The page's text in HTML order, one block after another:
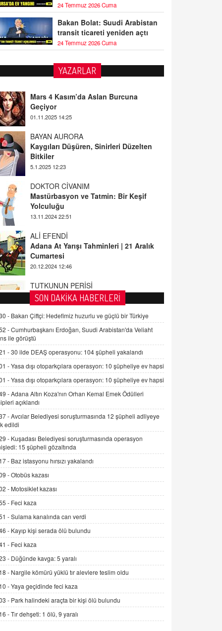
24 Temmuz 2026 Cuma
Bakan Bolat: Suudi Arabistan
transit ticareti yeniden açtı
24 Temmuz 2026 Cuma
YAZARLAR
BAYAN AURORA
Kaygıları Düşüren, Sinirleri Düzelten
Bitkiler
DOKTOR CİVANIM
Mastürbasyon ve Tatmin: Bir Keşif
Yolculuğu
ALİ EFENDİ
Adana At Yarışı Tahminleri | 21 Aralık
Cumartesi
TUTKUNUN PERİSİ
Sağlıklı Bir Cinsel Yaşam ile İlgili
Bilinmesi Gerekenler
FARUK ÖNALAN
Tezkere Onaylanmasaydı…
2 Kasım 2021 Salı 00:11
AV. DOĞAN CAN DOĞAN
Kişisel verilerin korunması ve dijital
hukukun gelişimi
15.09.2025 16:17
SEHER EREK
Kış Ayları Geldi, Hangi Önlemler
Alınmalı?
İNCİ GÜL AKÖL
Trump Keşke Adana'yı da Ziyaret Etse...
06.07.2026 13:00
ADEM AKÖL
Esed Destekçilerinin Yüzüne Vurulan
Şamar: Sednaya
11.12.2024 12:30
DR. EKREM ASLAN
Gerçek Ne, Algı Ne? "Beraber
Yürüyoruz" Cümlesinin Peşinden
19.07.2025 12:45
GÖNÜL MENEKŞE
Şifacının Yolu
04.11.2025 12:56
SON DAKİKA HABERLERİ
- Bakan Çiftçi: Hedefimiz huzurlu ve güçlü bir Türkiye
-Cumhurbaşkanı Erdoğan, Suudi Arabistan'da Veliaht
ile görüştü
-30 ilde DEAŞ operasyonu: 104 şüpheli yakalandı
-Yasa dışı otoparkçılara operasyon: 10 şüpheliye ev hapsi
-Yasa dışı otoparkçılara operasyon: 10 şüpheliye ev hapsi
-Adana Altın Koza'nın Orhan Kemal Emek Ödülleri
açıklandı
-Avcılar Belediyesi soruşturmasında 12 şüpheli adliyeye
edildi
- Kuşadası Belediyesi soruşturmasında operasyon
15 şüpheli gözaltında
- Baz istasyonu hırsızı yakalandı
-Otobüs kazası
- Motosiklet kazası
- Feci kaza
-Sulama kanalında can verdi
- Kayıp kişi serada ölü bulundu
- Feci kaza
- Düğünde kavga: 5 yaralı
- Nargile kömürü yüklü tır alevlere teslim oldu
-Yaya geçidinde feci kaza
- Park halindeki araçta bir kişi ölü bulundu
-Tır dehşeti: 1 ölü, 9 yaralı